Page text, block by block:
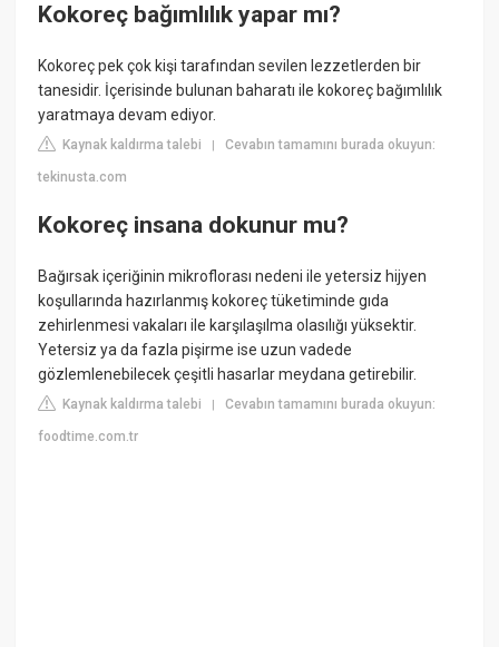
Kokoreç bağımlılık yapar mı?
Kokoreç pek çok kişi tarafından sevilen lezzetlerden bir
tanesidir. İçerisinde bulunan baharatı ile kokoreç bağımlılık
yaratmaya devam ediyor.
Kaynak kaldırma talebi |Cevabın tamamını burada okuyun:
tekinusta.com
Kokoreç insana dokunur mu?
Bağırsak içeriğinin mikroflorası nedeni ile yetersiz hijyen
koşullarında hazırlanmış kokoreç tüketiminde gıda
zehirlenmesi vakaları ile karşılaşılma olasılığı yüksektir.
Yetersiz ya da fazla pişirme ise uzun vadede
gözlemlenebilecek çeşitli hasarlar meydana getirebilir.
Kaynak kaldırma talebi |Cevabın tamamını burada okuyun:
foodtime.com.tr